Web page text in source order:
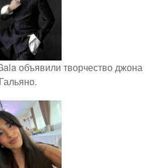
объявили творчество джона
Гальяно.